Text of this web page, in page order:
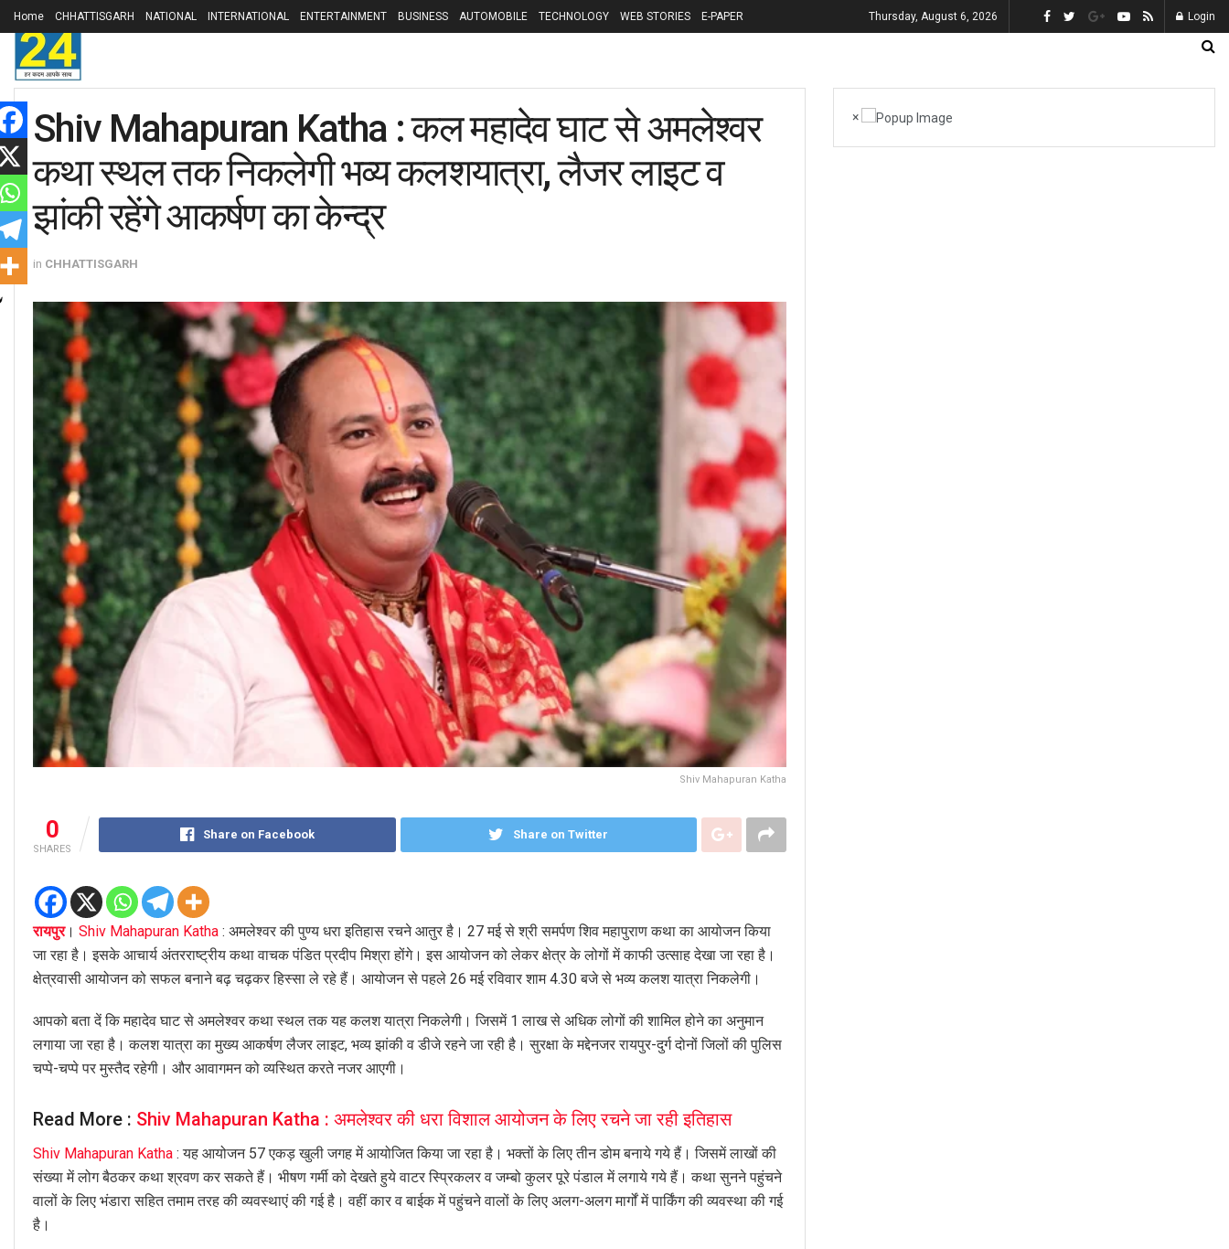
Home CHHATTISGARH NATIONAL INTERNATIONAL ENTERTAINMENT BUSINESS AUTOMOBILE TECHNOLOGY WEB STORIES E-PAPER Thursday, August 6, 2026 Login
Shiv Mahapuran Katha : कल महादेव घाट से अमलेश्वर
कथा स्थल तक निकलेगी भव्य कलशयात्रा, लैजर लाइट व
झांकी रहेंगे आकर्षण का केन्द्र
in CHHATTISGARH
Shiv Mahapuran Katha
0
SHARES
Share on Facebook Share on Twitter
रायपुर। Shiv Mahapuran Katha : अमलेश्वर की पुण्य धरा इतिहास रचने आतुर है। 27 मई से श्री समर्पण शिव महापुराण कथा का आयोजन किया
जा रहा है। इसके आचार्य अंतरराष्ट्रीय कथा वाचक पंडित प्रदीप मिश्रा होंगे। इस आयोजन को लेकर क्षेत्र के लोगों में काफी उत्साह देखा जा रहा है।
क्षेत्रवासी आयोजन को सफल बनाने बढ़ चढ़कर हिस्सा ले रहे हैं। आयोजन से पहले 26 मई रविवार शाम 4.30 बजे से भव्य कलश यात्रा निकलेगी।
आपको बता दें कि महादेव घाट से अमलेश्वर कथा स्थल तक यह कलश यात्रा निकलेगी। जिसमें 1 लाख से अधिक लोगों की शामिल होने का अनुमान
लगाया जा रहा है। कलश यात्रा का मुख्य आकर्षण लैजर लाइट, भव्य झांकी व डीजे रहने जा रही है। सुरक्षा के मद्देनजर रायपुर-दुर्ग दोनों जिलों की पुलिस
चप्पे-चप्पे पर मुस्तैद रहेगी। और आवागमन को व्यस्थित करते नजर आएगी।
Read More : Shiv Mahapuran Katha : अमलेश्वर की धरा विशाल आयोजन के लिए रचने जा रही इतिहास
Shiv Mahapuran Katha : यह आयोजन 57 एकड़ खुली जगह में आयोजित किया जा रहा है। भक्तों के लिए तीन डोम बनाये गये हैं। जिसमें लाखों की
संख्या में लोग बैठकर कथा श्रवण कर सकते हैं। भीषण गर्मी को देखते हुये वाटर स्प्रिकलर व जम्बो कुलर पूरे पंडाल में लगाये गये हैं। कथा सुनने पहुंचने
वालों के लिए भंडारा सहित तमाम तरह की व्यवस्थाएं की गई है। वहीं कार व बाईक में पहुंचने वालों के लिए अलग-अलग मार्गों में पार्किंग की व्यवस्था की गई
है।
×